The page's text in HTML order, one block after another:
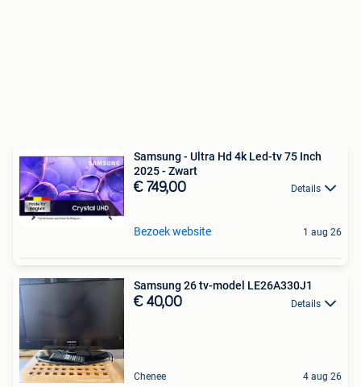
Samsung - Ultra Hd 4k Led-tv 75 Inch
2025 - Zwart
€ 749,00 Details
Bezoek website 1 aug 26
Samsung 26 tv-model LE26A330J1
€ 40,00 Details
Chenee 4 aug 26